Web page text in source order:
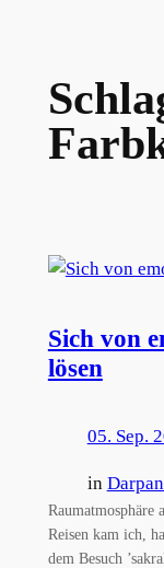
Sich von
lösen
05. Sep.
in
Raumatmosphäre
Reisen kam ich,
dem Besuch